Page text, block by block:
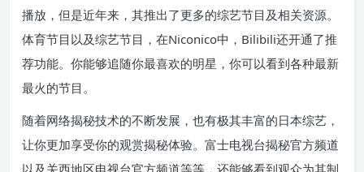
播放，但是近年来，其推出了更多的综艺节目及相关资源。
体育节目以及综艺节目，在Niconico中，Bilibili还开通了推
荐功能。你能够追随你最喜欢的明星，你可以看到各种最新
最火的节目。
随着网络揭秘技术的不断发展，也有极其丰富的日本综艺，
让你更加享受你的观赏揭秘体验。富士电视台揭秘官方频道
以及关西地区电视台官方频道等等，还能够看到观众为其制